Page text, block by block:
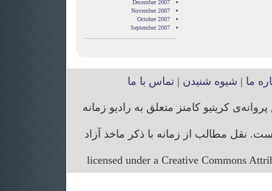
December 2007
November 2007
October 2007
September 2007
ما | شیوه شنیدن |تماس با ما
کریتیو کامنز متعلق به رادیو زمانه
نقل مطالب از زمانه با ذکر ماخذ آزاد
licensed under a Creative Commons